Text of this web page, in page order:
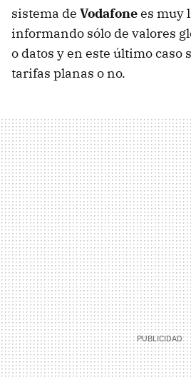
sistema de Vodafonees muy
informando sólo de valores
o datos y en este último caso
tarifas planas o no.